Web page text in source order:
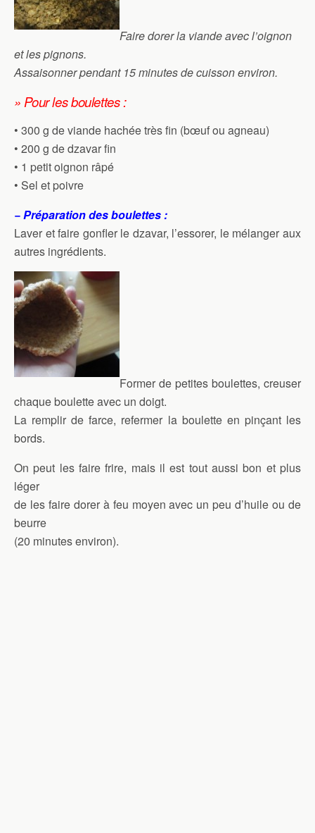
Faire dorer la viande avec l’oignon
et les pignons.
Assaisonner pendant 15 minutes de cuisson environ.
» Pour les boulettes :
• 300 g de viande hachée très fin (bœuf ou agneau)
• 200 g de dzavar fin
• 1 petit oignon râpé
• Sel et poivre
− Préparation des boulettes :
Laver et faire gonfler le dzavar, l’essorer, le mélanger aux
autres ingrédients.
Former de petites boulettes, creuser
chaque boulette avec un doigt.
La remplir de farce, refermer la boulette en pinçant les
bords.
On peut les faire frire, mais il est tout aussi bon et plus
léger
de les faire dorer à feu moyen avec un peu d’huile ou de
beurre
(20 minutes environ).